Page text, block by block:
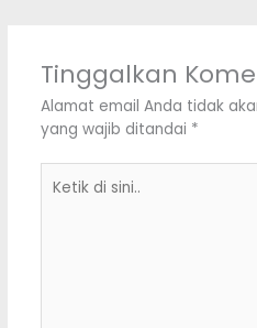
Tinggalkan
Alamat email Anda tidak
yang wajib ditandai *